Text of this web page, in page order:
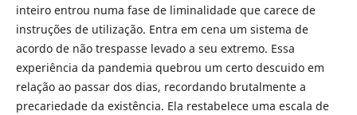
inteiro entrou numa fase de liminalidade que carece de
instruções de utilização. Entra em cena um sistema de
acordo de não trespasse levado a seu extremo. Essa
experiência da pandemia quebrou um certo descuido em
relação ao passar dos dias, recordando brutalmente a
precariedade da existência. Ela restabelece uma escala de